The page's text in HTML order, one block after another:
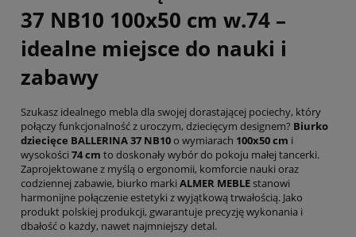
37 NB10 100x50 cm w.74 –
idealne miejsce do nauki i
zabawy
Szukasz idealnego mebla dla swojej dorastającej pociechy, który
połączy funkcjonalność z uroczym, dziecięcym designem? Biurko
dziecięce BALLERINA 37 NB10o wymiarach 100x50 cm i
wysokości 74 cm to doskonały wybór do pokoju małej tancerki.
Zaprojektowane z myślą o ergonomii, komforcie nauki oraz
codziennej zabawie, biurko marki ALMER MEBLEstanowi
harmonijne połączenie estetyki z wyjątkową trwałością. Jako
produkt polskiej produkcji, gwarantuje precyzję wykonania i
dbałość o każdy, nawet najmniejszy detal.